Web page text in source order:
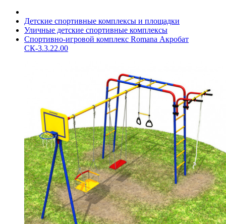
Детские спортивные комплексы и площадки
Уличные детские спортивные комплексы
Спортивно-игровой комплекс Romana Акробат
СК-3.3.22.00